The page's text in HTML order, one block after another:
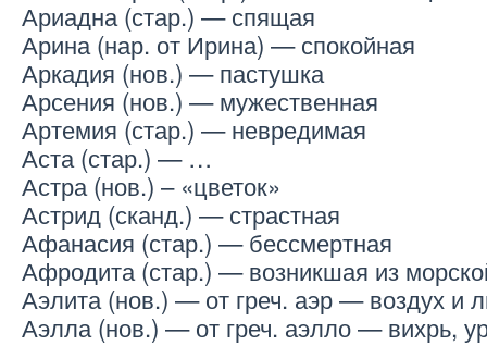
Ариадна (стар.) — спящая
Арина (нар. от Ирина) — спокойная
Аркадия (нов.) — пастушка
Арсения (нов.) — мужественная
Артемия (стар.) — невредимая
Аста (стар.) — …
Астра (нов.) – «цветок»
Астрид (сканд.) — страстная
Афанасия (стар.) — бессмертная
Афродита (стар.) — возникшая из
Аэлита (нов.) — от греч. аэр — воздух и
Аэлла (нов.) — от греч. аэлло — вихрь,